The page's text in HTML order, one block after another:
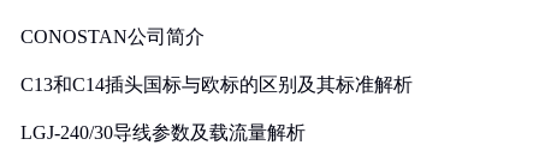
CONOSTAN公司简介
C13和C14插头国标与欧标的区别及其标准解析
LGJ-240/30导线参数及载流量解析